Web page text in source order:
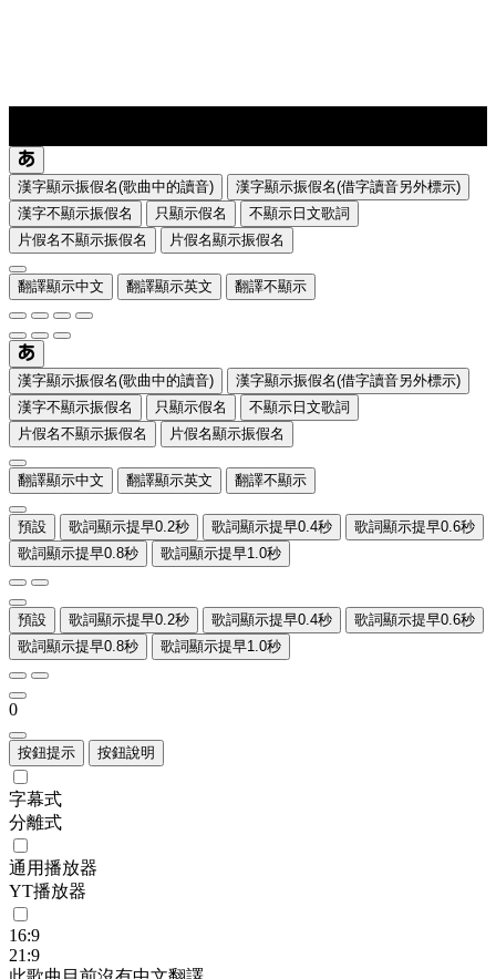
漢字顯示振假名(歌曲中的讀音)
漢字顯示振假名(借字讀音另外標示)
漢字不顯示振假名
只顯示假名
不顯示日文歌詞
片假名不顯示振假名
片假名顯示振假名
翻譯顯示中文 翻譯顯示英文 翻譯不顯示
漢字顯示振假名(歌曲中的讀音)
漢字顯示振假名(借字讀音另外標示)
漢字不顯示振假名
只顯示假名
不顯示日文歌詞
片假名不顯示振假名
片假名顯示振假名
翻譯顯示中文 翻譯顯示英文 翻譯不顯示
預設 歌詞顯示提早0.2秒 歌詞顯示提早0.4秒
歌詞顯示提早0.6秒
歌詞顯示提早0.8秒
歌詞顯示提早1.0秒
預設 歌詞顯示提早0.2秒 歌詞顯示提早0.4秒
歌詞顯示提早0.6秒
歌詞顯示提早0.8秒
歌詞顯示提早1.0秒
0
按鈕提示 按鈕說明
字幕式
分離式
通用播放器
YT播放器
16:9
21:9